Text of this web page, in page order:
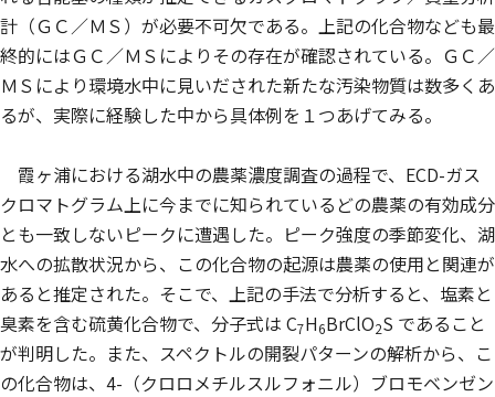
計（ＧＣ／ＭＳ）が必要不可欠である。上記の化合物なども最
終的にはＧＣ／ＭＳによりその存在が確認されている。ＧＣ／
ＭＳにより環境水中に見いだされた新たな汚染物質は数多くあ
るが、実際に経験した中から具体例を１つあげてみる。
霞ヶ浦における湖水中の農薬濃度調査の過程で、ECD-ガス
クロマトグラム上に今までに知られているどの農薬の有効成分
とも一致しないピークに遭遇した。ピーク強度の季節変化、湖
水への拡散状況から、この化合物の起源は農薬の使用と関連が
あると推定された。そこで、上記の手法で分析すると、塩素と
臭素を含む硫黄化合物で、分子式は C7H6BrClO2S であること
が判明した。また、スペクトルの開裂パターンの解析から、こ
の化合物は、4-（クロロメチルスルフォニル）ブロモベンゼン